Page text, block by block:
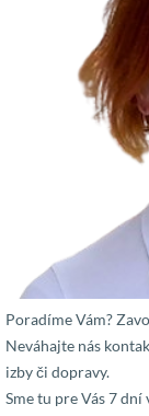
Poradíme Vám?
Neváhajte nás
izby či dopravy.
Sme tu pre Vás 7